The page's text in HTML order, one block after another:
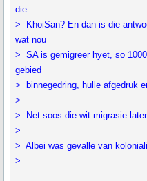
die
> KhoiSan? En dan is die
wat nou
> SA is gemigreer hyet, so
gebied
> binnegedring, hulle afgedruk
>
> Net soos die wit migrasie
>
> Albei was gevalle van
>